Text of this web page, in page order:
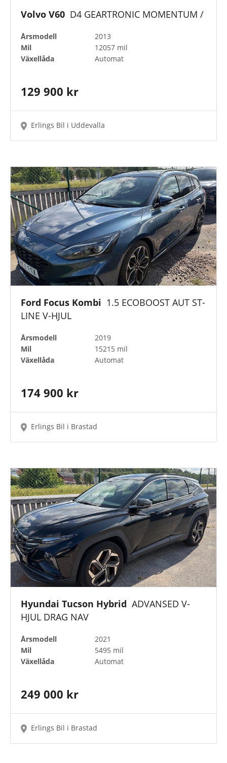
Volvo V60 D4 GEARTRONIC MOMENTUM /
Årsmodell
2013
Mil
12057 mil
Växellåda
Automat
129 900 kr
Erlings Bil i Uddevalla
Ford Focus Kombi 1.5 ECOBOOST AUT ST-
LINE V-HJUL
Årsmodell
2019
Mil
15215 mil
Växellåda
Automat
174 900 kr
Erlings Bil i Brastad
Hyundai Tucson Hybrid ADVANSED V-
HJUL DRAG NAV
Årsmodell
2021
Mil
5495 mil
Växellåda
Automat
249 000 kr
Erlings Bil i Brastad